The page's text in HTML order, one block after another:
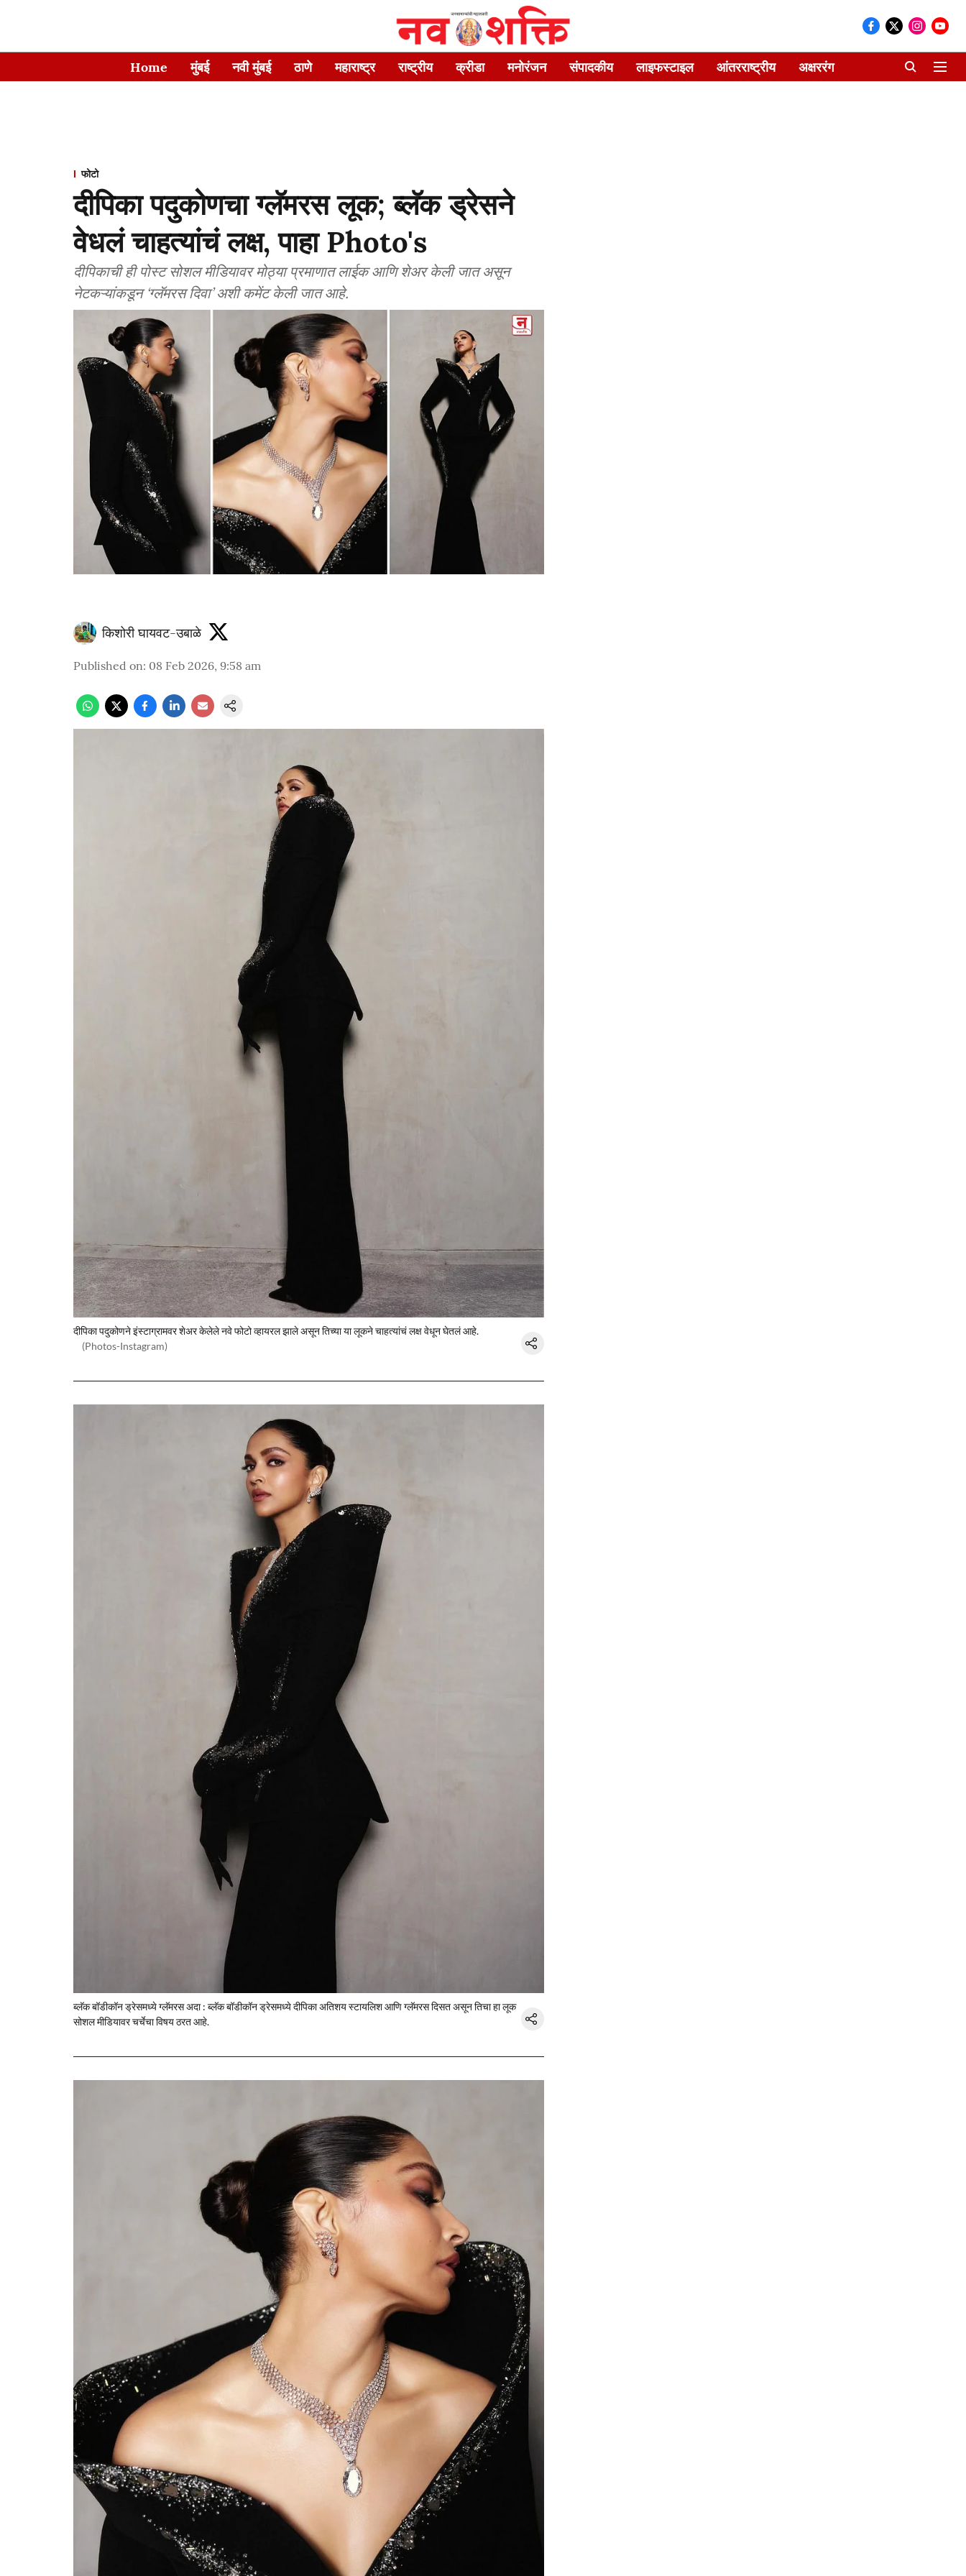
Home मुंबई नवी मुंबई ठाणे महाराष्ट्र राष्ट्रीय क्रीडा मनोरंजन संपादकीय लाइफस्टाइल आंतरराष्ट्रीय अक्षररंग
फोटो
दीपिका पदुकोणचा ग्लॅमरस लूक; ब्लॅक ड्रेसने
वेधलं चाहत्यांचं लक्ष, पाहा Photo's
दीपिकाची ही पोस्ट सोशल मीडियावर मोठ्या प्रमाणात लाईक आणि शेअर केली जात असून
नेटकऱ्यांकडून ‘ग्लॅमरस दिवा’ अशी कमेंट केली जात आहे.
किशोरी घायवट-उबाळे
Published on: 08 Feb 2026, 9:58 am
दीपिका पदुकोणने इंस्टाग्रामवर शेअर केलेले नवे फोटो व्हायरल झाले असून तिच्या या लूकने चाहत्यांचं लक्ष वेधून घेतलं आहे.
(Photos-Instagram)
ब्लॅक बॉडीकॉन ड्रेसमध्ये ग्लॅमरस अदा : ब्लॅक बॉडीकॉन ड्रेसमध्ये दीपिका अतिशय स्टायलिश आणि ग्लॅमरस दिसत असून तिचा हा लूक
सोशल मीडियावर चर्चेचा विषय ठरत आहे.